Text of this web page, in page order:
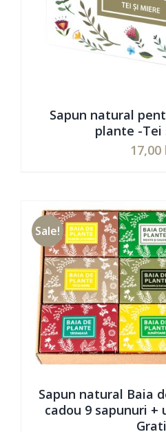
ADAUGĂ ÎN COȘ
Sapun natural
plante -Tei
17,00
Sale!
Sapun natural Baia
cadou 9 sapunuri +